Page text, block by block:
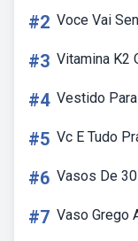
#2 Voce Vai
#3 Vitamina K2
#4 Vestido
#5 Vc E Tudo
#6 Vasos De
#7 Vaso Grego